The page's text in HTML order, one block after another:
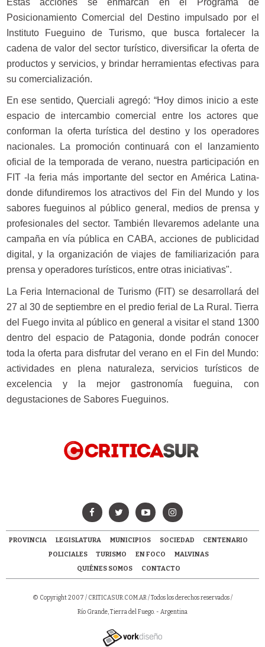
Posicionamiento Comercial del Destino impulsado por el
Instituto Fueguino de Turismo, que busca fortalecer la
cadena de valor del sector turístico, diversificar la oferta de
productos y servicios, y brindar herramientas efectivas para
su comercialización.
En ese sentido, Querciali agregó: “Hoy dimos inicio a este
espacio de intercambio comercial entre los actores que
conforman la oferta turística del destino y los operadores
nacionales. La promoción continuará con el lanzamiento
oficial de la temporada de verano, nuestra participación en
FIT -la feria más importante del sector en América Latina-
donde difundiremos los atractivos del Fin del Mundo y los
sabores fueguinos al público general, medios de prensa y
profesionales del sector. También llevaremos adelante una
campaña en vía pública en CABA, acciones de publicidad
digital, y la organización de viajes de familiarización para
prensa y operadores turísticos, entre otras iniciativas".
La Feria Internacional de Turismo (FIT) se desarrollará del
27 al 30 de septiembre en el predio ferial de La Rural. Tierra
del Fuego invita al público en general a visitar el stand 1300
dentro del espacio de Patagonia, donde podrán conocer
toda la oferta para disfrutar del verano en el Fin del Mundo:
actividades en plena naturaleza, servicios turísticos de
excelencia y la mejor gastronomía fueguina, con
degustaciones de Sabores Fueguinos.
PROVINCIA LEGISLATURA MUNICIPIOS SOCIEDAD
CENTENARIO
POLICIALES
TURISMO EN FOCO
MALVINAS
QUIÉNES SOMOS
CONTACTO
© Copyright 2007 / CRITICASUR.COM.AR/ Todos los derechos reservados /
Río Grande, Tierra del Fuego. - Argentina